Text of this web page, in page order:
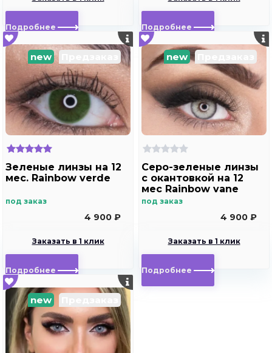
Подробнее Подробнее
new
Зеленые линзы на 12
мес. Rainbow verde
под заказ
4 900 ₽
Заказать в 1 клик
Подробнее
new
Cеро-зеленые линзы
с окантовкой на 12
мес Rainbow vane
под заказ
4 900 ₽
Заказать в 1 клик
Подробнее
new